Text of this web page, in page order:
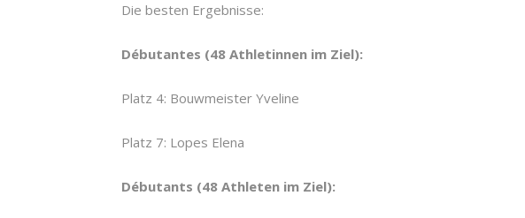
Die besten Ergebnisse:
Débutantes (48 Athletinnen im Ziel):
Platz 4: Bouwmeister Yveline
Platz 7: Lopes Elena
Débutants (48 Athleten im Ziel):